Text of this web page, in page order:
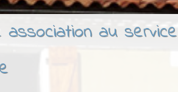
association au service